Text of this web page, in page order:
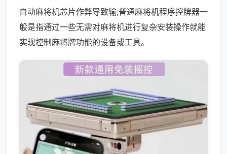
自动麻将机芯片作弊导致输;普通麻将机程序控牌器一
般是指通过一些无需对麻将机进行复杂安装操作就能
实现控制麻将牌功能的设备或工具。